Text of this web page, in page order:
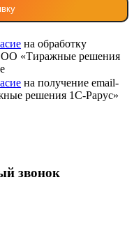
на обработку
«Тиражные решения
на получение email-
решения 1С-Рарус»
звонок